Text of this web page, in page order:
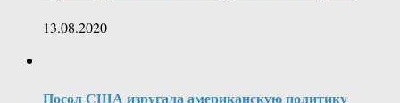
13.08.2020
Посол США изругала американскую политику